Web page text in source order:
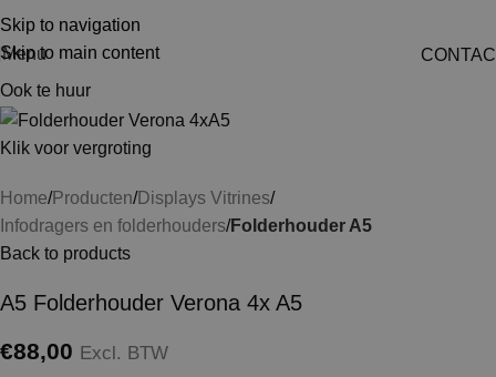
Skip to navigation
Skip to main content
Menu
Ook te huur
Klik voor vergroting
Home Producten Displays Vitrines
Infodragers en folderhouders Folderhouder A5
Back to products
A5 Folderhouder Verona 4x A5
€88,00 Excl. BTW